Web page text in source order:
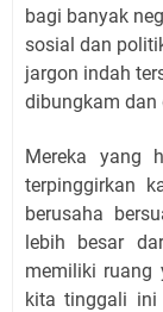
bagi banyak
sosial dan
jargon indah
dibungkam dan
Mereka yang
terpinggirkan
berusaha
lebih besar
memiliki ruang
kita tinggali ini